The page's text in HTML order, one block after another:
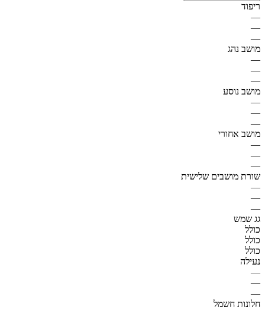
ריפוד
—
—
—
מושב נהג
—
—
—
מושב נוסע
—
—
—
מושב אחורי
—
—
—
שורת מושבים שלישית
—
—
—
גג שמש
כולל
כולל
כולל
נעילה
—
—
—
חלונות חשמל